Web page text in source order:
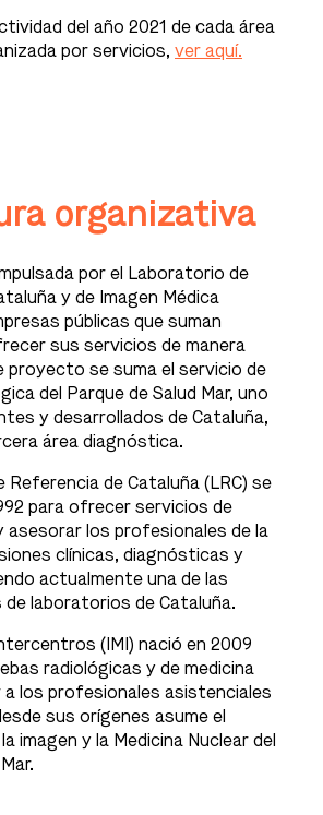
del año 2021 de cada área
por servicios, ver aquí.
organizativa
por el Laboratorio de
y de Imagen Médica
públicas que suman
sus servicios de manera
se suma el servicio de
del Parque de Salud Mar, uno
y desarrollados de Cataluña,
área diagnóstica.
Referencia de Cataluña (LRC) se
para ofrecer servicios de
asesorar los profesionales de la
clínicas, diagnósticas y
actualmente una de las
de laboratorios de Cataluña.
(IMI) nació en 2009
radiológicas y de medicina
a los profesionales asistenciales
sus orígenes asume el
imagen y la Medicina Nuclear del